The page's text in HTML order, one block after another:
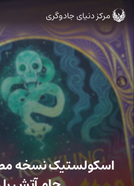
ورود
به
متن
اصلی
مرکز دنیای جادوگری
اسکولستیک نسخه